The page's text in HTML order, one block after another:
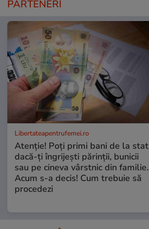
PARTENERI
Libertateapentrufemei.ro
Atenție! Poți primi bani de la stat
dacă-ți îngrijești părinții, bunicii
sau pe cineva vârstnic din familie.
Acum s-a decis! Cum trebuie să
procedezi